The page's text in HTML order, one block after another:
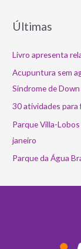
Últimas
Livro apresenta
Acupuntura sem
Síndrome de Down
30 atividades para
Parque Villa-
janeiro
Parque da Água